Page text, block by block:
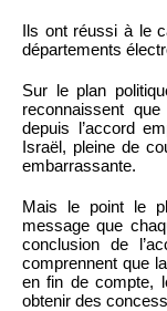
Ils ont réussi à le
départements
Sur le plan
reconnaissent
depuis l’accord
Israël, pleine de
embarrassante.
Mais le point le
message que
conclusion de
comprennent que
en fin de compte,
obtenir des